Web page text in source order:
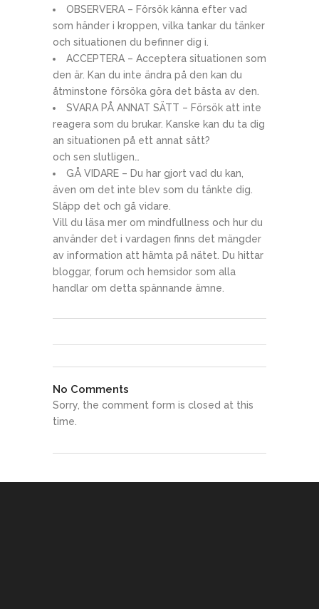
OBSERVERA – Försök känna efter vad
som händer i kroppen, vilka tankar du tänker
och situationen du befinner dig i.
ACCEPTERA – Acceptera situationen som
den är. Kan du inte ändra på den kan du
åtminstone försöka göra det bästa av den.
SVARA PÅ ANNAT SÄTT – Försök att inte
reagera som du brukar. Kanske kan du ta dig
an situationen på ett annat sätt?
och sen slutligen…
GÅ VIDARE – Du har gjort vad du kan,
även om det inte blev som du tänkte dig.
Släpp det och gå vidare.
Vill du läsa mer om mindfullness och hur du
använder det i vardagen finns det mängder
av information att hämta på nätet. Du hittar
bloggar, forum och hemsidor som alla
handlar om detta spännande ämne.
No Comments
Sorry, the comment form is closed at this
time.